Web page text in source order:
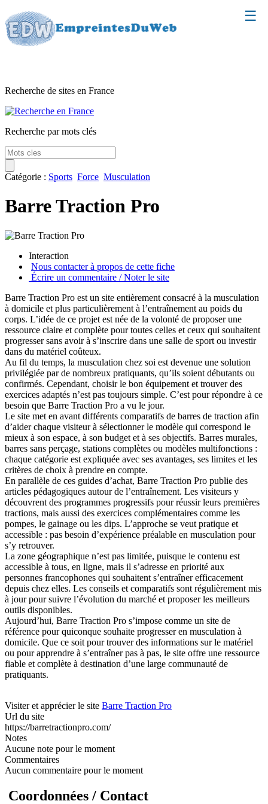
☰
Webmaster
Contact
Recherche de sites en France
Recherche par mots clés
Catégorie : Sports Force Musculation
Barre Traction Pro
Interaction
Nous contacter à propos de cette fiche
Écrire un commentaire / Noter le site
Barre Traction Pro est un site entièrement consacré à la musculation
à domicile et plus particulièrement à l’entraînement au poids du
corps. L’idée de ce projet est née de la volonté de proposer une
ressource claire et complète pour toutes celles et ceux qui souhaitent
progresser sans avoir à s’inscrire dans une salle de sport ou investir
dans du matériel coûteux.
Au fil du temps, la musculation chez soi est devenue une solution
privilégiée par de nombreux pratiquants, qu’ils soient débutants ou
confirmés. Cependant, choisir le bon équipement et trouver des
exercices adaptés n’est pas toujours simple. C’est pour répondre à ce
besoin que Barre Traction Pro a vu le jour.
Le site met en avant différents comparatifs de barres de traction afin
d’aider chaque visiteur à sélectionner le modèle qui correspond le
mieux à son espace, à son budget et à ses objectifs. Barres murales,
barres sans perçage, stations complètes ou modèles multifonctions :
chaque catégorie est expliquée avec ses avantages, ses limites et les
critères de choix à prendre en compte.
En parallèle de ces guides d’achat, Barre Traction Pro publie des
articles pédagogiques autour de l’entraînement. Les visiteurs y
découvrent des programmes progressifs pour réussir leurs premières
tractions, mais aussi des exercices complémentaires comme les
pompes, le gainage ou les dips. L’approche se veut pratique et
accessible : pas besoin d’expérience préalable en musculation pour
s’y retrouver.
La zone géographique n’est pas limitée, puisque le contenu est
accessible à tous, en ligne, mais il s’adresse en priorité aux
personnes francophones qui souhaitent s’entraîner efficacement
depuis chez elles. Les conseils et comparatifs sont régulièrement mis
à jour pour suivre l’évolution du marché et proposer les meilleurs
outils disponibles.
Aujourd’hui, Barre Traction Pro s’impose comme un site de
référence pour quiconque souhaite progresser en musculation à
domicile. Que ce soit pour trouver des informations sur le matériel
ou pour apprendre à s’entraîner pas à pas, le site offre une ressource
fiable et complète à destination d’une large communauté de
pratiquants.
Visiter et apprécier le site Barre Traction Pro
Url du site
https://barretractionpro.com/
Notes
Aucune note pour le moment
Commentaires
Aucun commentaire pour le moment
Coordonnées / Contact